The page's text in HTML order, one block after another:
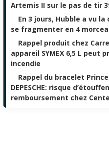
Artemis II sur le pas de tir
En 3 jours, Hubble a vu la
se fragmenter en 4
Rappel produit chez
appareil SYMEX 6,5 L peut
incendie
Rappel du bracelet
DEPESCHE: risque
remboursement chez